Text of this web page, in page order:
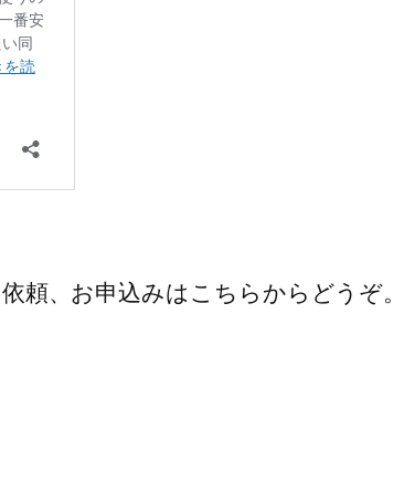
、お申込みはこちらからどうぞ。